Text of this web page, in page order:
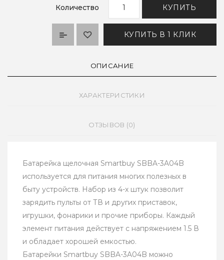
Количество КУПИТЬ
КУПИТЬ В 1 КЛИК
ОПИСАНИЕ
ХАРАКТЕРИСТИКИ
ОТЗЫВОВ (0)
Батарейка щелочная Smartbuy SBBA-3A04B
используется для питания многих полезных в
быту устройств. Набор из 4-х штук позволит
зарядить пульты от ТВ и других приставок,
игрушки, фонарики и прочие приборы. Каждый
элемент питания действует с напряжением 1.5 В
и обладает хорошей емкостью.
Батарейки Smartbuy SBBA-3A04B можно